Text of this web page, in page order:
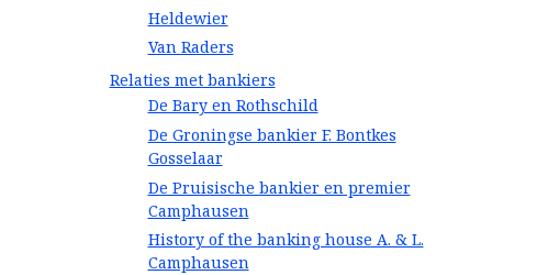
Heldewier
Van Raders
Relaties met bankiers
De Bary en Rothschild
De Groningse bankier F. Bontkes
Gosselaar
De Pruisische bankier en premier
Camphausen
History of the banking house A. & L.
Camphausen